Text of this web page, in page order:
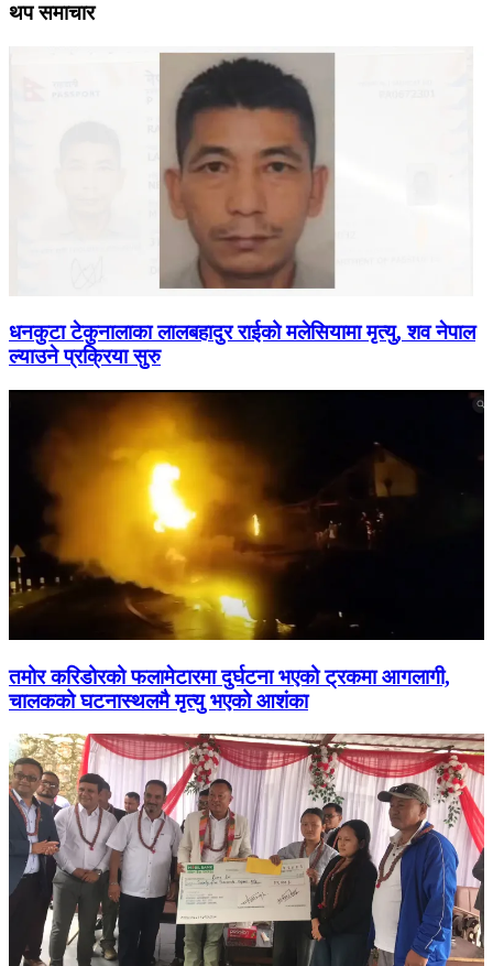
थप समाचार
धनकुटा टेकुनालाका लालबहादुर राईको मलेसियामा मृत्यु, शव नेपाल
ल्याउने प्रक्रिया सुरु
तमोर करिडोरको फलामेटारमा दुर्घटना भएको ट्रकमा आगलागी,
चालकको घटनास्थलमै मृत्यु भएको आशंका